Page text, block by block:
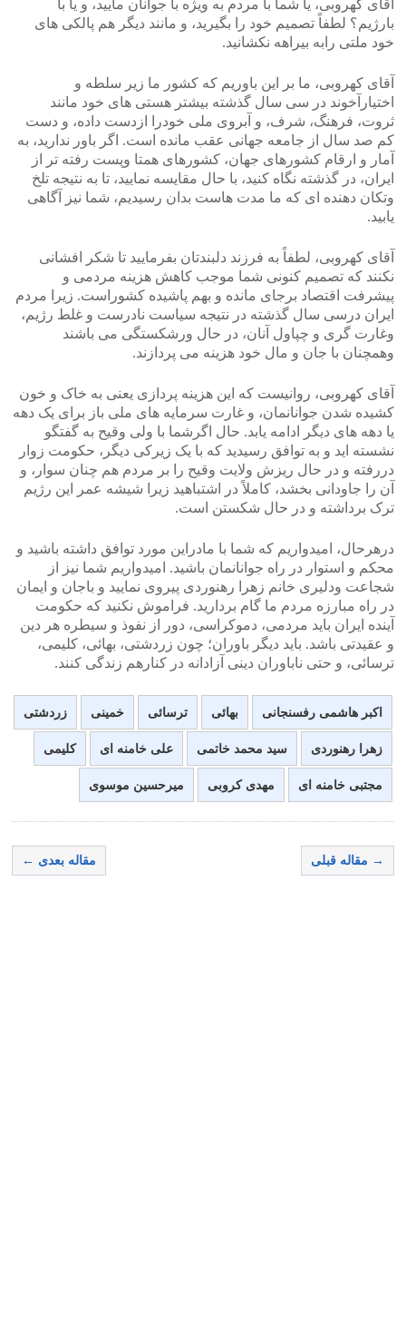
آقای کهروبی، یا شما با مردم به ویژه با جوانان مایید، و یا با
بارژیم؟ لطفاً تصمیم خود را بگیرید، و مانند دیگر هم پالکی های
خود ملتی رابه بیراهه نکشانید.
آقای کهروبی، ما بر این باوریم که کشور ما زیر سلطه و
اختیارآخوند در سی سال گذشته بیشتر هستی های خود مانند
ثروت، فرهنگ، شرف، و آبروی ملی خودرا ازدست داده، و دست
کم صد سال از جامعه جهانی عقب مانده است. اگر باور ندارید، به
آمار و ارقام کشورهای جهان، کشورهای همتا وپست رفته تر از
ایران، در گذشته نگاه کنید، با حال مقایسه نمایید، تا به نتیجه تلخ
وتکان دهنده ای که ما مدت هاست بدان رسیدیم، شما نیز آگاهی
یابید.
آقای کهروبی، لطفاً به فرزند دلبندتان بفرمایید تا شکر افشانی
نکنند که تصمیم کنونی شما موجب کاهش هزینه مردمی و
پیشرفت اقتصاد برجای مانده و بهم پاشیده کشوراست. زیرا مردم
ایران درسی سال گذشته در نتیجه سیاست نادرست و غلط رژیم،
وغارت گری و چپاول آنان، در حال ورشکستگی می باشند
وهمچنان با جان و مال خود هزینه می پردازند.
آقای کهروبی، روانیست که این هزینه پردازی یعنی به خاک و خون
کشیده شدن جوانانمان، و غارت سرمایه های ملی باز برای یک دهه
یا دهه های دیگر ادامه یابد. حال اگرشما با ولی وقیح به گفتگو
نشسته اید و به توافق رسیدید که با یک زیرکی دیگر، حکومت زوار
دررفته و در حال ریزش ولایت وقیح را بر مردم هم چنان سوار، و
آن را جاودانی بخشد، کاملاً در اشتباهید زیرا شیشه عمر این رژیم
ترک برداشته و در حال شکستن است.
درهرحال، امیدواریم که شما با مادراین مورد توافق داشته باشید و
محکم و استوار در راه جوانانمان باشید. امیدواریم شما نیز از
شجاعت ودلیری خانم زهرا رهنوردی پیروی نمایید و باجان و ایمان
در راه مبارزه مردم ما گام بردارید. فراموش نکنید که حکومت
آینده ایران باید مردمی، دموکراسی، دور از نفوذ و سیطره هر دین
و عقیدتی باشد. باید دیگر باوران؛ چون زردشتی، بهائی، کلیمی،
ترسائی، و حتی ناباوران دینی آزادانه در کنارهم زندگی کنند.
اکبر هاشمی رفسنجانی بهائی ترسائی خمینی زردشتی
زهرا رهنوردی سید محمد خاتمی علی خامنه ای کلیمی
مجتبی خامنه ای مهدی کروبی میرحسین موسوی
→ مقاله قبلی مقاله بعدی ←